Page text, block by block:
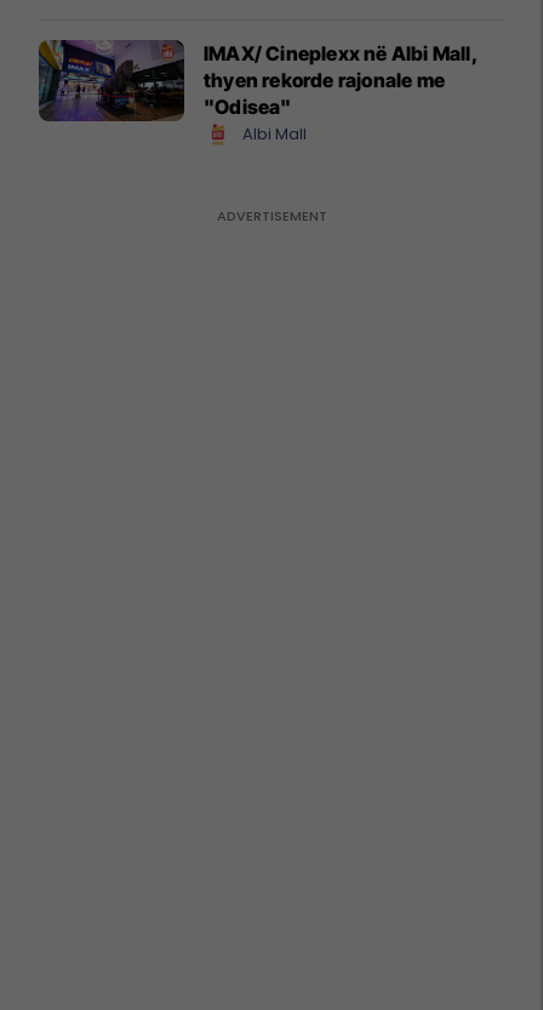
IMAX/ Cineplexx në Albi Mall,
thyen rekorde rajonale me
"Odisea"
Albi Mall